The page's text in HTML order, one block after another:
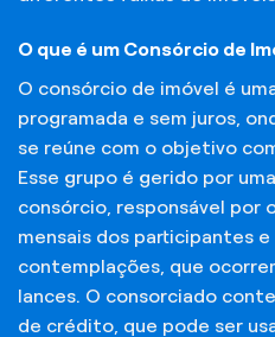
O que é um Consórcio de
O consórcio de imóvel é
programada e sem juros,
se reúne com o objetivo
Esse grupo é gerido por
consórcio, responsável por
mensais dos participantes e
contemplações, que
lances. O consorciado
de crédito, que pode ser